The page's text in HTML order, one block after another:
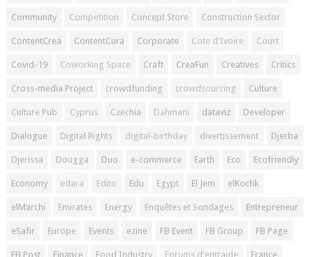
Community Competition Concept Store Construction Sector
ContentCrea ContentCura Corporate Cote d'Ivoire Court
Covid-19 Coworking Space Craft CreaFun Creatives Critics
Cross-media Project crowdfunding crowdsourcing Culture
Culture Pub Cyprus Czechia Dahmani dataviz Developer
Dialogue Digital Rights digital-birthday divertissement Djerba
Djerissa Dougga Duo e-commerce Earth Eco Ecofriendly
Economy edara Edito Edu Egypt El Jem elKochk
elMarchi Emirates Energy Enquêtes et Sondages Entrepreneur
eSafir Europe Events ezine FB Event FB Group FB Page
FB Post Finance Food Industry Forums d'entraide France